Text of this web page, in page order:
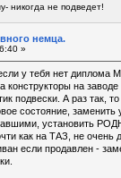
никогда не подведет!
немца.
»
у тебя нет диплома
конструкторы на
подвески. А раз так,
состояние,
установить
как на ТАЗ, не очень
если продавлен -